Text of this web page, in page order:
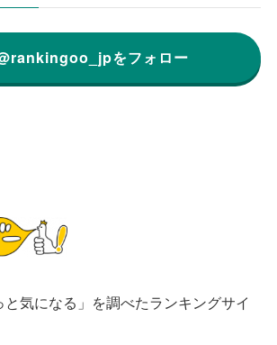
をフォロー
気になる」を調べたランキングサイ